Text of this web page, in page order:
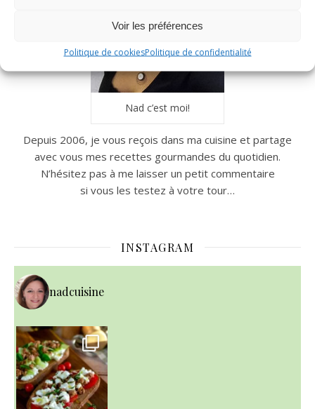
Voir les préférences
Politique de cookiesPolitique de confidentialité
Nad c’est moi!
Depuis 2006, je vous reçois dans ma cuisine et partage
avec vous mes recettes gourmandes du quotidien.
N’hésitez pas à me laisser un petit commentaire
si vous les testez à votre tour…
INSTAGRAM
nadcuisine